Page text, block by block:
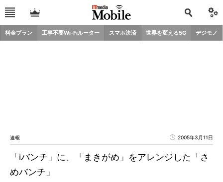
料金プラン 工事不要Wi-Fiルーター スマホ決済 世界を変える5G デジモノ
速報 2005年3月11日
「iバンチ」に、「まきがめ」をアレンジした「さ
めバンチ」